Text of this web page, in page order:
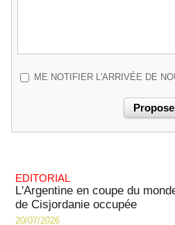
ME NOTIFIER L'ARRIVÉE DE
EDITORIAL
L'Argentine en coupe du
de Cisjordanie occupée
20/07/2026